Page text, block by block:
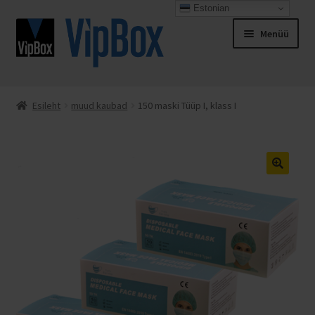
Liigu
navigeerimisele
Liigu
sisu
juurde
Menüü
Müügitingimused
Ostukorv
Esileht muud kaubad 150 maski Tüüp I, klass I
Estonian